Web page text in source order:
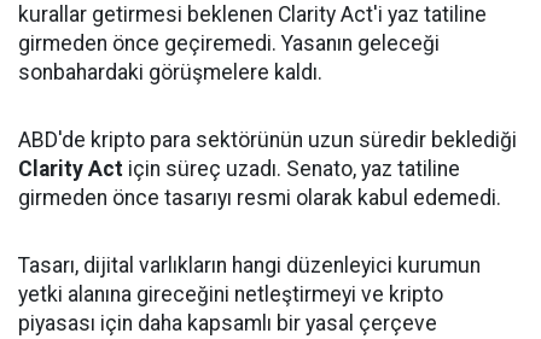
kurallar getirmesi beklenen Clarity Act'i yaz tatiline
girmeden önce geçiremedi. Yasanın geleceği
sonbahardaki görüşmelere kaldı.
ABD'de kripto para sektörünün uzun süredir beklediği
Clarity Act için süreç uzadı. Senato, yaz tatiline
girmeden önce tasarıyı resmi olarak kabul edemedi.
Tasarı, dijital varlıkların hangi düzenleyici kurumun
yetki alanına gireceğini netleştirmeyi ve kripto
piyasası için daha kapsamlı bir yasal çerçeve